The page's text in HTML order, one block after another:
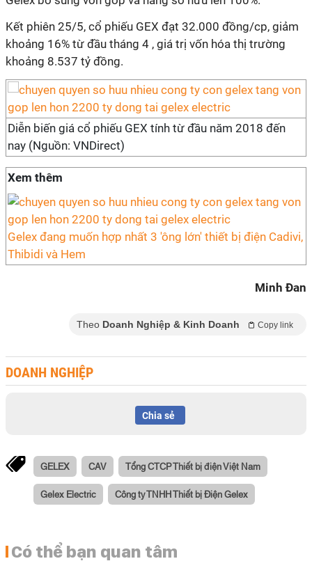
Kết phiên 25/5, cổ phiếu GEX đạt 32.000 đồng/cp, giảm
khoảng 16% từ đầu tháng 4 , giá trị vốn hóa thị trường
khoảng 8.537 tỷ đồng.
Diễn biến giá cổ phiếu GEX tính từ đầu năm 2018 đến
nay (Nguồn: VNDirect)
Xem thêm
Gelex đang muốn hợp nhất 3 'ông lớn' thiết bị điện Cadivi,
Thibidi và Hem
Minh Đan
Theo Doanh Nghiệp & Kinh Doanh Copy link
DOANH NGHIỆP
Chia sẻ
GELEX CAV Tổng CTCP Thiết bị điện Việt Nam
Gelex Electric Công ty TNHH Thiết bị Điện Gelex
Có thể bạn quan tâm